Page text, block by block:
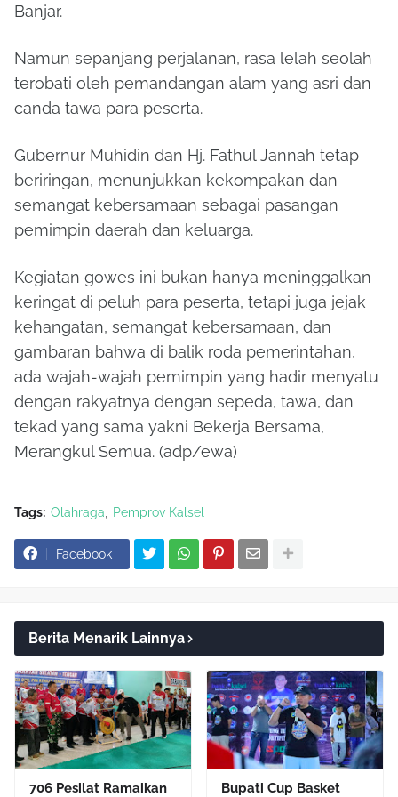
Banjar.
Namun sepanjang perjalanan, rasa lelah seolah
terobati oleh pemandangan alam yang asri dan
canda tawa para peserta.
Gubernur Muhidin dan Hj. Fathul Jannah tetap
beriringan, menunjukkan kekompakan dan
semangat kebersamaan sebagai pasangan
pemimpin daerah dan keluarga.
Kegiatan gowes ini bukan hanya meninggalkan
keringat di peluh para peserta, tetapi juga jejak
kehangatan, semangat kebersamaan, dan
gambaran bahwa di balik roda pemerintahan,
ada wajah-wajah pemimpin yang hadir menyatu
dengan rakyatnya dengan sepeda, tawa, dan
tekad yang sama yakni Bekerja Bersama,
Merangkul Semua. (adp/ewa)
Tags: Olahraga Pemprov Kalsel
Facebook
Berita Menarik Lainnya
706 Pesilat Ramaikan
Bupati Cup Basket